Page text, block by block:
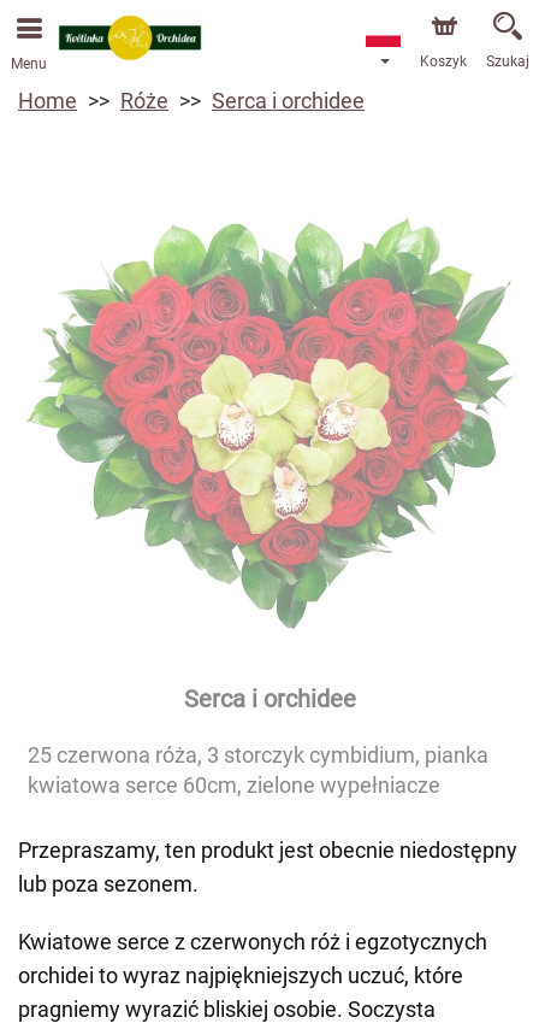
Przyjmujemy zamówienia za pośrednictwem naszego
sklepu internetowego. Najbliższy możliwy termin dostawy
to 13.08.2026 z powodu urlopu.
Menu Koszyk Szukaj
Home Róże Serca i orchidee
Serca i orchidee
25 czerwona róża, 3 storczyk cymbidium, pianka
kwiatowa serce 60cm, zielone wypełniacze
Przepraszamy, ten produkt jest obecnie niedostępny
lub poza sezonem.
Kwiatowe serce z czerwonych róż i egzotycznych
orchidei to wyraz najpiękniejszych uczuć, które
pragniemy wyrazić bliskiej osobie. Soczysta